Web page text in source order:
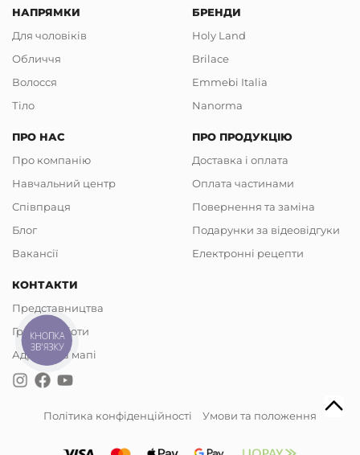
НАПРЯМКИ
Для чоловіків
Обличчя
Волосся
Тіло
БРЕНДИ
Holy Land
Brilace
Emmebi Italia
Nanorma
ПРО НАС
Про компанію
Навчальний центр
Співпраця
Блог
Вакансії
ПРО ПРОДУКЦІЮ
Доставка і оплата
Оплата частинами
Повернення та заміна
Подарунки за відеовідгуки
Електронні рецепти
КОНТАКТИ
Представництва
Графік роботи
Адреси на мапі
Політика конфіденційності Умови та положення
КНОПКА
ЗВ'ЯЗКУ